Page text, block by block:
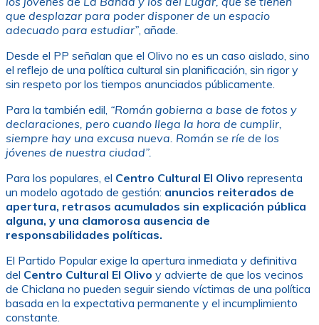
que desplazar para poder disponer de un espacio
adecuado para estudiar” , añade.
Desde el PP señalan que el Olivo no es un caso aislado, sino
el reflejo de una política cultural sin planificación, sin rigor y
sin respeto por los tiempos anunciados públicamente.
Para la también edil, “Román gobierna a base de fotos y
declaraciones, pero cuando llega la hora de cumplir,
siempre hay una excusa nueva. Román se ríe de los
jóvenes de nuestra ciudad”.
Para los populares, el Centro Cultural El Olivo representa
un modelo agotado de gestión: anuncios reiterados de
apertura, retrasos acumulados sin explicación pública
alguna, y una clamorosa ausencia de
responsabilidades políticas.
El Partido Popular exige la apertura inmediata y definitiva
del Centro Cultural El Olivo y advierte de que los vecinos
de Chiclana no pueden seguir siendo víctimas de una política
basada en la expectativa permanente y el incumplimiento
constante.